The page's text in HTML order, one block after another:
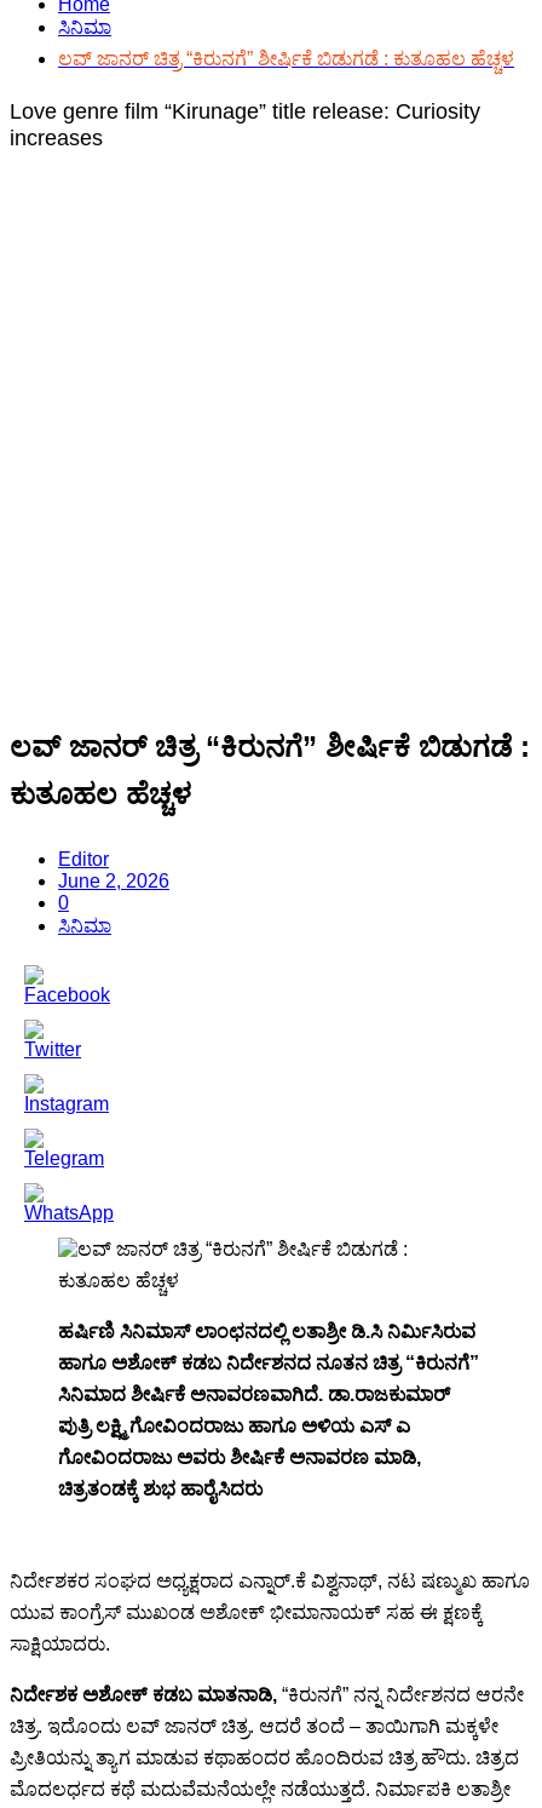
Home
ಸಿನಿಮಾ
ಲವ್ ಜಾನರ್ ಚಿತ್ರ “ಕಿರುನಗೆ” ಶೀರ್ಷಿಕೆ ಬಿಡುಗಡೆ : ಕುತೂಹಲ ಹೆಚ್ಚಳ
Love genre film “Kirunage” title release: Curiosity
increases
ಲವ್ ಜಾನರ್ ಚಿತ್ರ “ಕಿರುನಗೆ” ಶೀರ್ಷಿಕೆ ಬಿಡುಗಡೆ :
ಕುತೂಹಲ ಹೆಚ್ಚಳ
Editor
June 2, 2026
0
ಸಿನಿಮಾ
ಹರ್ಷಿಣಿ ಸಿನಿಮಾಸ್ ಲಾಂಛನದಲ್ಲಿ ಲತಾಶ್ರೀ ಡಿ.ಸಿ ನಿರ್ಮಿಸಿರುವ
ಹಾಗೂ ಅಶೋಕ್ ಕಡಬ ನಿರ್ದೇಶನದ ನೂತನ ಚಿತ್ರ “ಕಿರುನಗೆ”
ಸಿನಿಮಾದ ಶೀರ್ಷಿಕೆ ಅನಾವರಣವಾಗಿದೆ. ಡಾ.ರಾಜಕುಮಾರ್
ಪುತ್ರಿ ಲಕ್ಷ್ಮಿ ಗೋವಿಂದರಾಜು ಹಾಗೂ ಅಳಿಯ ಎಸ್ ಎ
ಗೋವಿಂದರಾಜು ಅವರು ಶೀರ್ಷಿಕೆ ಅನಾವರಣ ಮಾಡಿ,
ಚಿತ್ರತಂಡಕ್ಕೆ ಶುಭ ಹಾರೈಸಿದರು
ನಿರ್ದೇಶಕರ ಸಂಘದ ಅಧ್ಯಕ್ಷರಾದ ಎನ್ನಾರ್.ಕೆ ವಿಶ್ವನಾಥ್, ನಟ ಷಣ್ಮುಖ ಹಾಗೂ
ಯುವ ಕಾಂಗ್ರೆಸ್ ಮುಖಂಡ ಅಶೋಕ್ ಭೀಮಾನಾಯಕ್ ಸಹ ಈ ಕ್ಷಣಕ್ಕೆ
ಸಾಕ್ಷಿಯಾದರು.
ನಿರ್ದೇಶಕ ಅಶೋಕ್ ಕಡಬ ಮಾತನಾಡಿ, “ಕಿರುನಗೆ” ನನ್ನ ನಿರ್ದೇಶನದ ಆರನೇ
ಚಿತ್ರ. ಇದೊಂದು ಲವ್ ಜಾನರ್ ಚಿತ್ರ. ಆದರೆ ತಂದೆ – ತಾಯಿಗಾಗಿ ಮಕ್ಕಳೇ
ಪ್ರೀತಿಯನ್ನು ತ್ಯಾಗ ಮಾಡುವ ಕಥಾಹಂದರ ಹೊಂದಿರುವ ಚಿತ್ರ ಹೌದು. ಚಿತ್ರದ
ಮೊದಲರ್ಧದ ಕಥೆ ಮದುವೆಮನೆಯಲ್ಲೇ ನಡೆಯುತ್ತದೆ. ನಿರ್ಮಾಪಕಿ ಲತಾಶ್ರೀ